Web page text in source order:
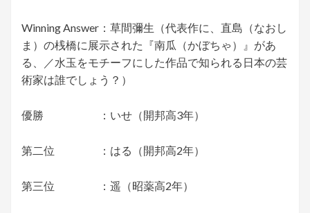
Winning Answer：草間彌生（代表作に、直島（なおし
ま）の桟橋に展示された『南瓜（かぼちゃ）』があ
る、／水玉をモチーフにした作品で知られる日本の芸
術家は誰でしょう？）
優勝 ：いせ（開邦高3年）
第二位 ：はる（開邦高2年）
第三位 ：遥（昭薬高2年）